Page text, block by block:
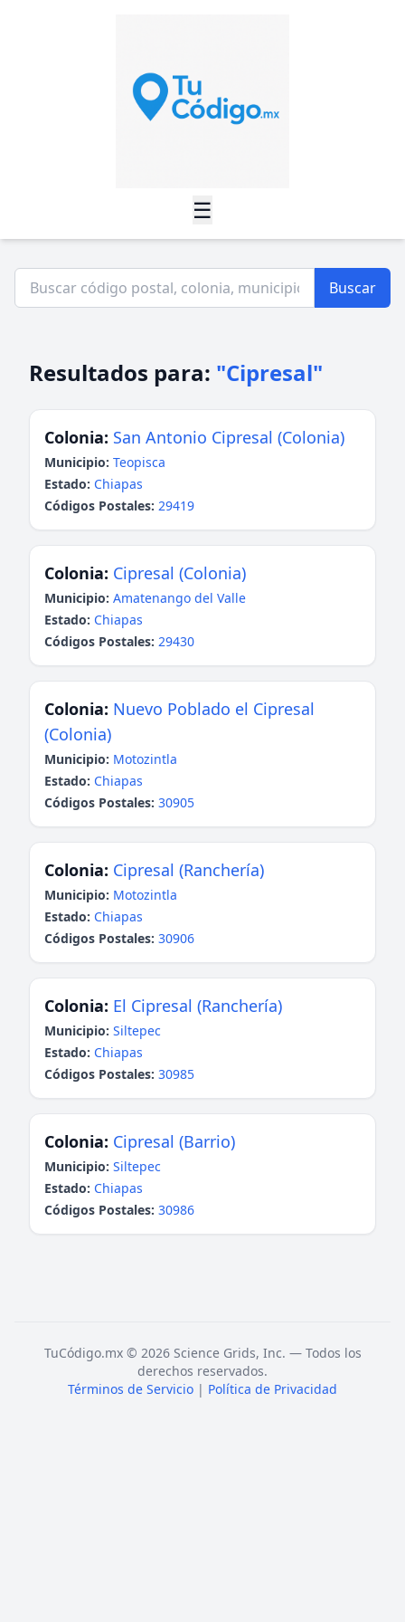
☰
Buscar
Resultados para: "Cipresal"
Colonia: San Antonio Cipresal (Colonia)
Municipio: Teopisca
Estado: Chiapas
Códigos Postales: 29419
Colonia: Cipresal (Colonia)
Municipio: Amatenango del Valle
Estado: Chiapas
Códigos Postales: 29430
Colonia: Nuevo Poblado el Cipresal
(Colonia)
Municipio: Motozintla
Estado: Chiapas
Códigos Postales: 30905
Colonia: Cipresal (Ranchería)
Municipio: Motozintla
Estado: Chiapas
Códigos Postales: 30906
Colonia: El Cipresal (Ranchería)
Municipio: Siltepec
Estado: Chiapas
Códigos Postales: 30985
Colonia: Cipresal (Barrio)
Municipio: Siltepec
Estado: Chiapas
Códigos Postales: 30986
TuCódigo.mx © 2026 Science Grids, Inc. — Todos los
derechos reservados.
Términos de Servicio | Política de Privacidad